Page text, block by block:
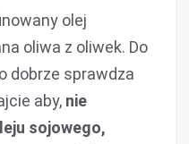
olej
oliwa z oliwek. Do
dobrze sprawdza
aby, nie
sojowego,